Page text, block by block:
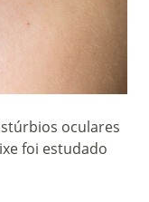
oculares
foi estudado